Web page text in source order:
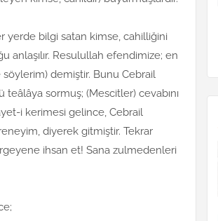
yerde bilgi satan kimse, cahilliğini
Resulullah efendimize; en
demiştir. Bunu Cebrail
teâlâya sormuş; (Mescitler) cevabını
i kerimesi gelince, Cebrail
diyerek gitmiştir. Tekrar
ihsan et! Sana zulmedenleri